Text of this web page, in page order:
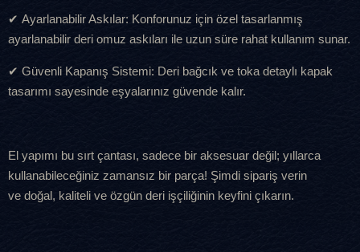
✔ Ayarlanabilir Askılar: Konforunuz için özel tasarlanmış
ayarlanabilir deri omuz askıları ile uzun süre rahat kullanım sunar.
✔ Güvenli Kapanış Sistemi: Deri bağcık ve toka detaylı kapak
tasarımı sayesinde eşyalarınız güvende kalır.
El yapımı bu sırt çantası, sadece bir aksesuar değil; yıllarca
kullanabileceğiniz zamansız bir parça! Şimdi sipariş verin
ve doğal, kaliteli ve özgün deri işçiliğinin keyfini çıkarın.